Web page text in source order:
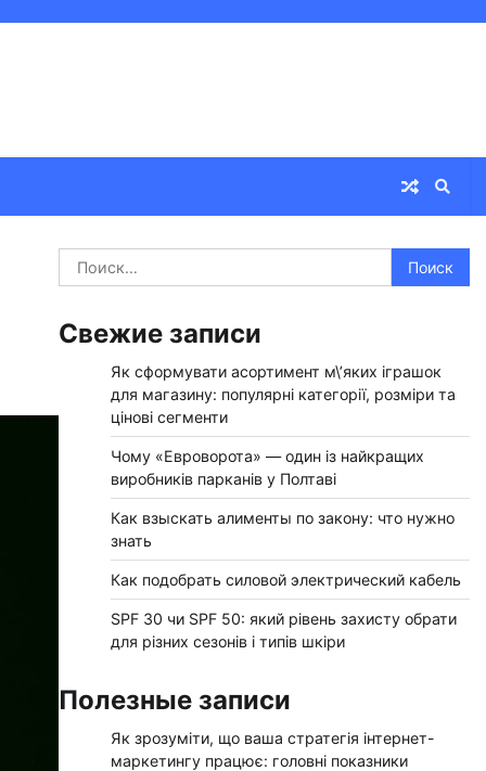
Найти:
Свежие записи
Як сформувати асортимент м\’яких іграшок
для магазину: популярні категорії, розміри та
цінові сегменти
Чому «Евроворота» — один із найкращих
виробників парканів у Полтаві
Как взыскать алименты по закону: что нужно
знать
Как подобрать силовой электрический кабель
SPF 30 чи SPF 50: який рівень захисту обрати
для різних сезонів і типів шкіри
Полезные записи
Як зрозуміти, що ваша стратегія інтернет-
маркетингу працює: головні показники